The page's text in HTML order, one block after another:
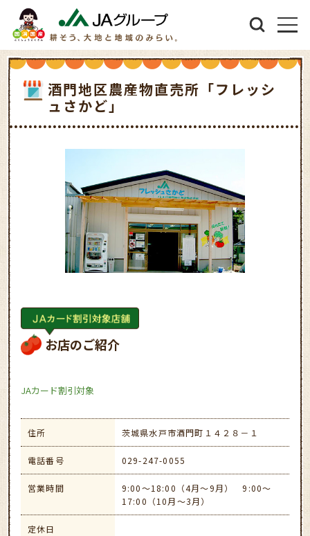
酒門地区農産物直売所「フレッシ
ュさかど」
お店のご紹介
JAカード割引対象
住所 茨城県水戸市酒門町１４２８－１
電話番号 029-247-0055
営業時間
9:00～18:00（4月～9月） 9:00～
17:00（10月～3月）
定休日